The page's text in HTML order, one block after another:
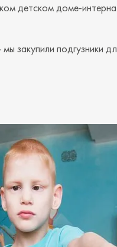
детском доме-
закупили подгузники